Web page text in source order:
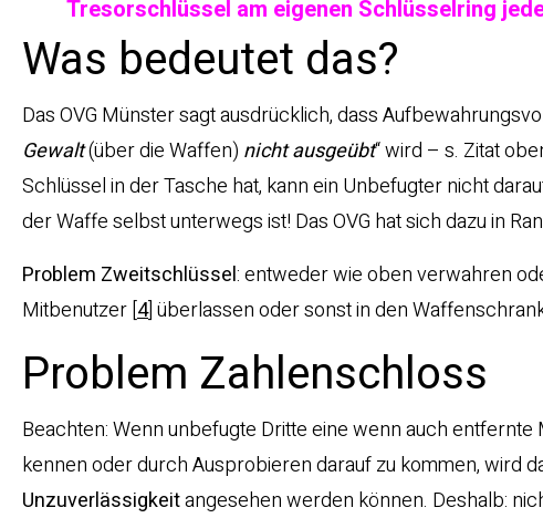
Tresorschlüssel am eigenen Schlüsselring
Was bedeutet das?
Das OVG Münster sagt ausdrücklich, dass
Gewalt(über die Waffen) nicht ausgeübt“ wird – s. Zitat
Schlüssel in der Tasche hat, kann ein Unbefugter nicht
der Waffe selbst unterwegs ist! Das OVG hat sich dazu in
Problem Zweitschlüssel: entweder wie oben verwahren
Mitbenutzer [4] überlassen oder sonst in den
Problem Zahlenschloss
Beachten: Wenn unbefugte Dritte eine wenn auch
kennen oder durch Ausprobieren darauf zu kommen, wird
Unzuverlässigkeitangesehen werden können. Deshalb: